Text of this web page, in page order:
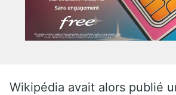
Wikipédia avait alors publié